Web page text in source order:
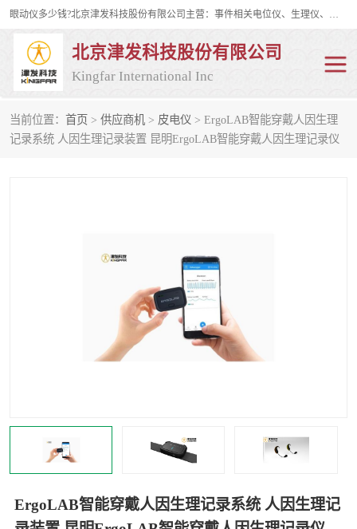
眼动仪多少钱?北京津发科技股份有限公司主营：事件相关电位仪、生理仪、肌电仪、脑电仪、皮电仪、眼动仪；是国家级高新技术企业、科技部认定的科技型中小企业和中关村高新技术企业，具备保密资格，具备自主进出口经营权；自主研发技术、产品与服务荣获多项省部级科学技术奖励、国家发明专利、国家软件著作权和省部级新技术新产品（服务）认证。
北京津发科技股份有限公司
Kingfar International Inc
当前位置： 首页 > 供应商机 > 皮电仪 > ErgoLAB智能穿戴人因生理
记录系统 人因生理记录装置 昆明ErgoLAB智能穿戴人因生理记录仪
ErgoLAB智能穿戴人因生理记录系统 人因生理记
皮电仪 脑电仪
行为观察与表情分析 动作捕捉与生物力学
人机交互实验室
神经营销与消费行为实验 车俩与驾驶模拟